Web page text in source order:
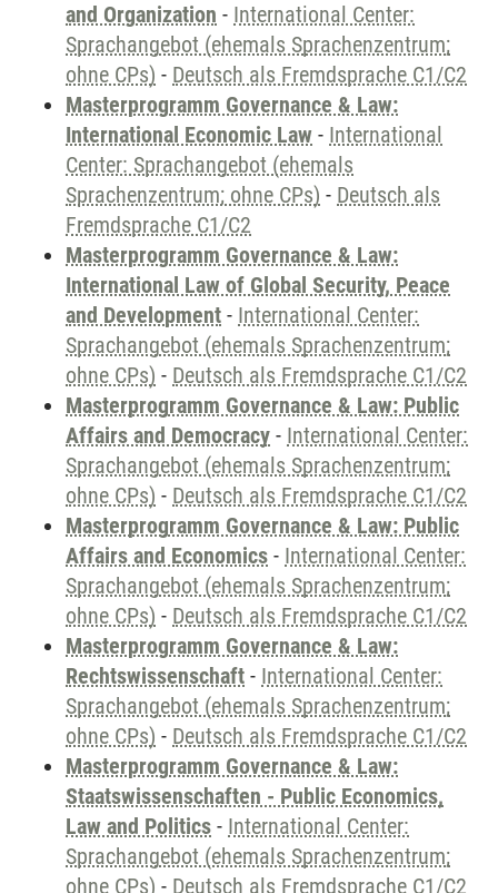
and Organization - International Center:
Sprachangebot (ehemals Sprachenzentrum;
ohne CPs) - Deutsch als Fremdsprache C1/C2
Masterprogramm Governance & Law:
International Economic Law - International
Center: Sprachangebot (ehemals
Sprachenzentrum; ohne CPs) - Deutsch als
Fremdsprache C1/C2
Masterprogramm Governance & Law:
International Law of Global Security, Peace
and Development - International Center:
Sprachangebot (ehemals Sprachenzentrum;
ohne CPs) - Deutsch als Fremdsprache C1/C2
Masterprogramm Governance & Law: Public
Affairs and Democracy - International Center:
Sprachangebot (ehemals Sprachenzentrum;
ohne CPs) - Deutsch als Fremdsprache C1/C2
Masterprogramm Governance & Law: Public
Affairs and Economics - International Center:
Sprachangebot (ehemals Sprachenzentrum;
ohne CPs) - Deutsch als Fremdsprache C1/C2
Masterprogramm Governance & Law:
Rechtswissenschaft - International Center:
Sprachangebot (ehemals Sprachenzentrum;
ohne CPs) - Deutsch als Fremdsprache C1/C2
Masterprogramm Governance & Law:
Staatswissenschaften - Public Economics,
Law and Politics - International Center:
Sprachangebot (ehemals Sprachenzentrum;
ohne CPs) - Deutsch als Fremdsprache C1/C2